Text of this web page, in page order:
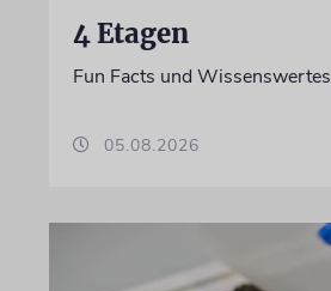
4 Etagen
Fun Facts und Wissenswertes
05.08.2026